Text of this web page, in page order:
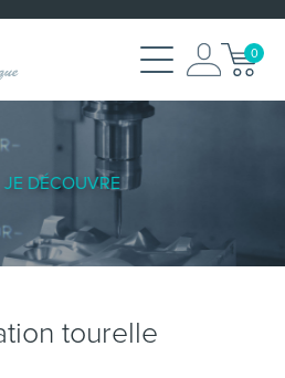
0
DÉCOUVRE
tourelle